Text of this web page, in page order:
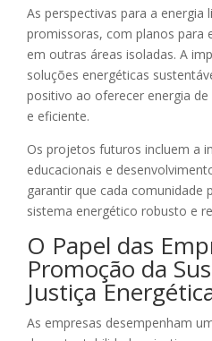
As perspectivas para a energia
promissoras, com planos para
em outras áreas isoladas. A
soluções energéticas
positivo ao oferecer energia
e eficiente.
Os projetos futuros incluem a
educacionais e
garantir que cada comunidade
sistema energético robusto e
O Papel das
Promoção da
Justiça
As empresas desempenham